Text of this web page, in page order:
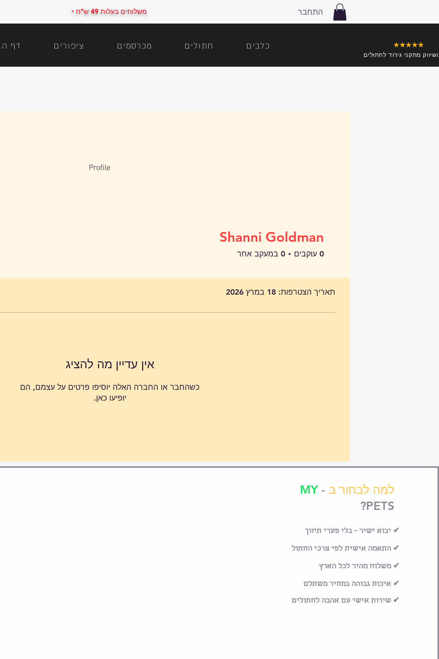
התחבר * משלוחים בעלות 49 ש"ח
דף ציפורים מכרסמים חתולים כלבים
מתקני גירוד לחתולים
תאריך הצטרפות: 18 במרץ 2026
אין עדיין מה להציג
כשהחבר או החברה האלה יוסיפו פרטים על עצמם, הם
יופיעו כאן.
Shanni Goldman
0 עוקבים 0 במעקב אחר
Profile
למה לבחור ב -
MY
PETS?
✔ יבוא ישיר – בלי פערי תיווך
✔ התאמה אישית לפי צרכי החתול
✔ משלוח מהיר לכל הארץ
✔ איכות גבוהה במחיר משתלם
✔ שירות אישי עם אהבה לחתולים